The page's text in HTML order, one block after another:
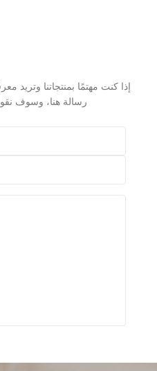
إذا كنت مهتمًا بمنتجاتنا وتريد
رسالة هنا، وسوف